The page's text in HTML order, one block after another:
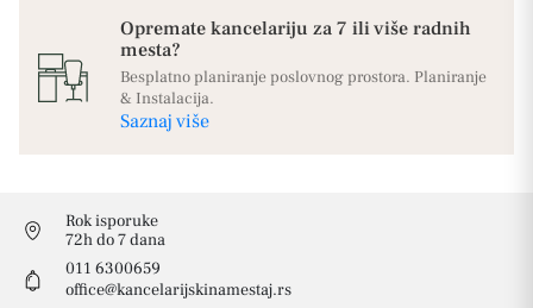
Opremate kancelariju za 7 ili više radnih
mesta?
Besplatno planiranje poslovnog prostora. Planiranje
& Instalacija.
Saznaj više
Rok isporuke
72h do 7 dana
011 6300659
office@kancelarijskinamestaj.rs